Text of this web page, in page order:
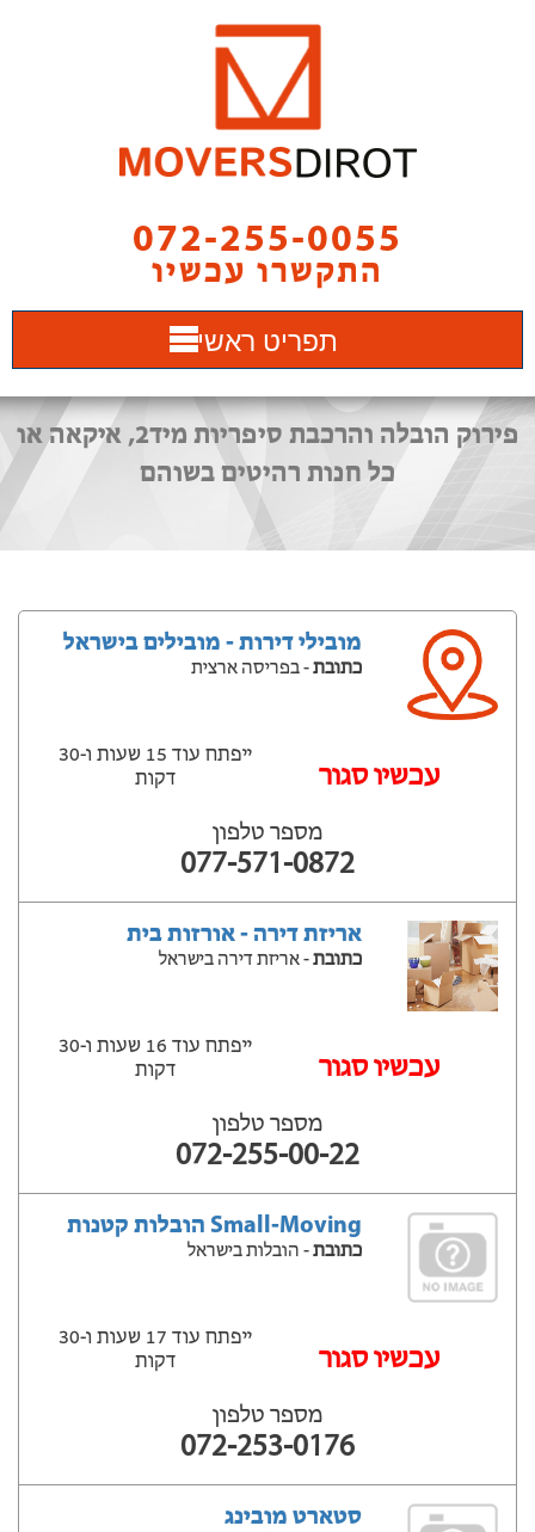
072-255-0055
התקשרו עכשיו
תפריט ראשי
פירוק הובלה והרכבת סיפריות מיד2, איקאה או
כל חנות רהיטים בשוהם
מובילי דירות - מובילים בישראל
כתובת- בפריסה ארצית
עכשיו סגור
ייפתח עוד 15 שעות ‫ו-30
דקות
מספר טלפון
077-571-0872
אריזת דירה - אורזות בית
כתובת- אריזת דירה בישראל
עכשיו סגור
ייפתח עוד 16 שעות ‫ו-30
דקות
מספר טלפון
072-255-00-22
Small-Moving הובלות קטנות
כתובת- הובלות בישראל
עכשיו סגור
ייפתח עוד 17 שעות ‫ו-30
דקות
מספר טלפון
072-253-0176
סטארט מובינג